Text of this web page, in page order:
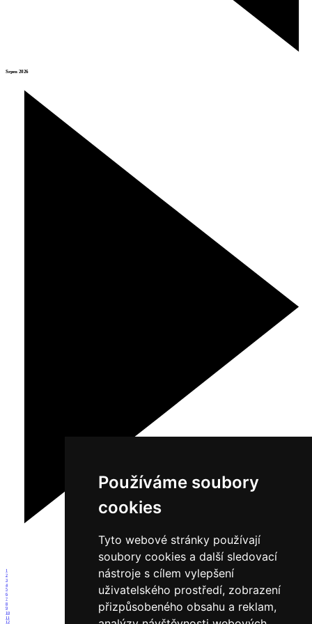
Používáme soubory
cookies
Tyto webové stránky používají
soubory cookies a další sledovací
nástroje s cílem vylepšení
uživatelského prostředí, zobrazení
přizpůsobeného obsahu a reklam,
Srpen 2026
1
2
3
4
5
6
7
8
9
10
11
12